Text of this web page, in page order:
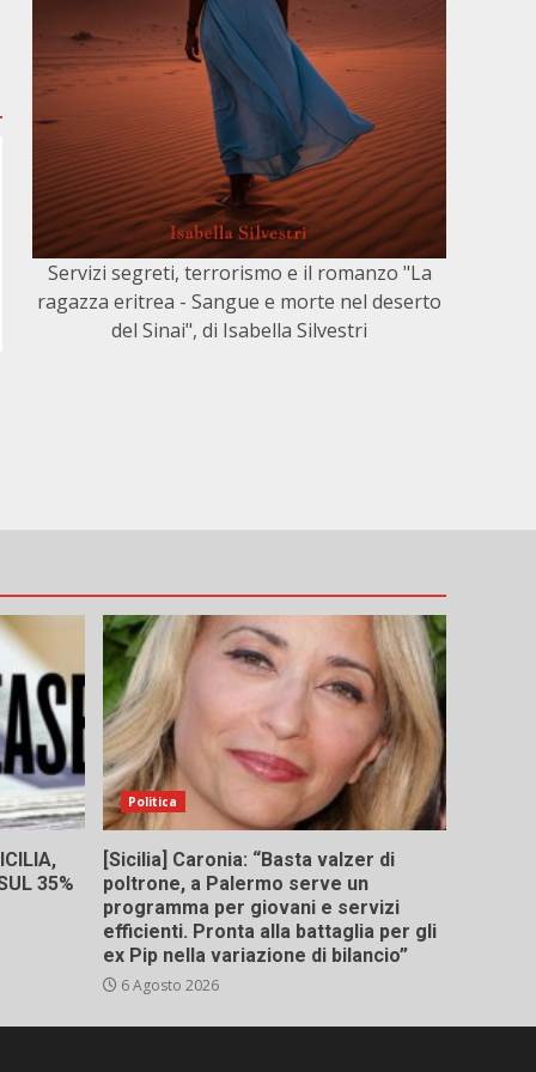
Servizi segreti, terrorismo e il romanzo "La
ragazza eritrea - Sangue e morte nel deserto
del Sinai", di Isabella Silvestri
35%
Politica
[Sicilia] Caronia: “Basta valzer di
poltrone, a Palermo serve un
programma per giovani e servizi
efficienti. Pronta alla battaglia per gli
ex Pip nella variazione di bilancio”
6 Agosto 2026